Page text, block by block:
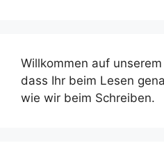
Willkommen auf
dass Ihr beim Lesen
wie wir beim Schreiben.